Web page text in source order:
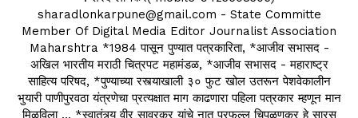
sharadlonkarpune@gmail.com - State Committe
Member Of Digital Media Editor Journalist Association
Maharshtra *1984 पासून पुण्यात पत्रकारिता, *आजीव सभासद -
अखिल भारतीय मराठी चित्रपट महामंडळ, *आजीव सभासद - महाराष्ट्र
साहित्य परिषद, *पुण्याच्या रस्त्याखाली ३० फुट खोल उतरून पेशवेकालीन
भुयारी पाणीपुरवठा यंत्रणेचा प्रत्यक्षात माग काढणारा पहिला पत्रकार म्हणून मान
मिळविला ... *स्वातंत्र्य वीर सावरकर यांचे नातू प्रफुल्ल चिपळूणकर हे सारस